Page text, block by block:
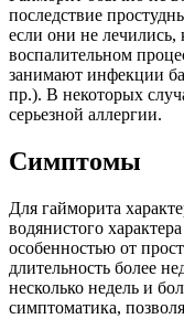
последствие
если они не лечились,
воспалительном
занимают инфекции
пр.). В некоторых
серьезной аллергии.
Симптомы
Для гайморита
водянистого
особенностью от
длительность более
несколько недель и
симптоматика,